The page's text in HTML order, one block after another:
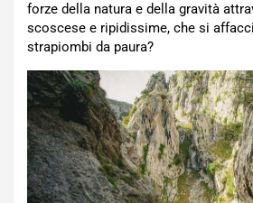
forze della natura e della gravità
scoscese e ripidissime, che si
strapiombi da paura?